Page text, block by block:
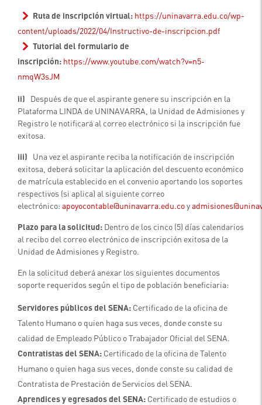
Ruta de inscripción virtual: https://uninavarra.edu.co/wp-
content/uploads/2022/04/Instructivo-de-inscripcion.pdf
Tutorial del formulario de
inscripción: https://www.youtube.com/watch?v=n5-
nmqW3sJM
ii) Después de que el aspirante genere su inscripción en la
Plataforma LINDA de UNINAVARRA, la Unidad de Admisiones y
Registro le notificará al correo electrónico si la inscripción fue
exitosa.
iii) Una vez el aspirante reciba la notificación de inscripción
exitosa, deberá solicitar la aplicación del descuento económico
de matrícula establecido en el convenio aportando los soportes
respectivos (si aplica) al siguiente correo
electrónico: apoyocontable@uninavarra.edu.coy
Plazo para la solicitud: Dentro de los cinco (5) días calendarios
al recibo del correo electrónico de inscripción exitosa de la
Unidad de Admisiones y Registro.
En la solicitud deberá anexar los siguientes documentos
soporte requeridos según el tipo de población beneficiaria:
Servidores públicos del SENA: Certificado de la oficina de
Talento Humano o quien haga sus veces, donde conste su
calidad de Empleado Público o Trabajador Oficial del SENA.
Contratistas del SENA: Certificado de la oficina de Talento
Humano o quien haga sus veces, donde conste su calidad de
Contratista de Prestación de Servicios del SENA.
Aprendices y egresados del SENA: Certificado de estudios o